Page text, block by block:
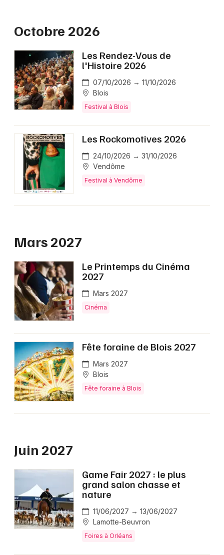
Grands événements dans le Centre
Grands événements dans le Centre-Val de
Loire
Newsletter des sorties
Artistes en tournée
Magazine dans le Loir-et-Cher
41 - Loir-et-Cher
Choisir mes départements
Mon email
Octobre 2026
Les Rendez-Vous de
l'Histoire 2026
07/10/2026 → 11/10/2026
Blois
Festival à Blois
Les Rockomotives 2026
24/10/2026 → 31/10/2026
Vendôme
Festival à Vendôme
Mars 2027
Le Printemps du Cinéma
2027
Mars 2027
Cinéma
Fête foraine de Blois 2027
Mars 2027
Blois
Fête foraine à Blois
Juin 2027
Game Fair 2027 : le plus
grand salon chasse et
nature
11/06/2027 → 13/06/2027
Lamotte-Beuvron
Foires à Orléans